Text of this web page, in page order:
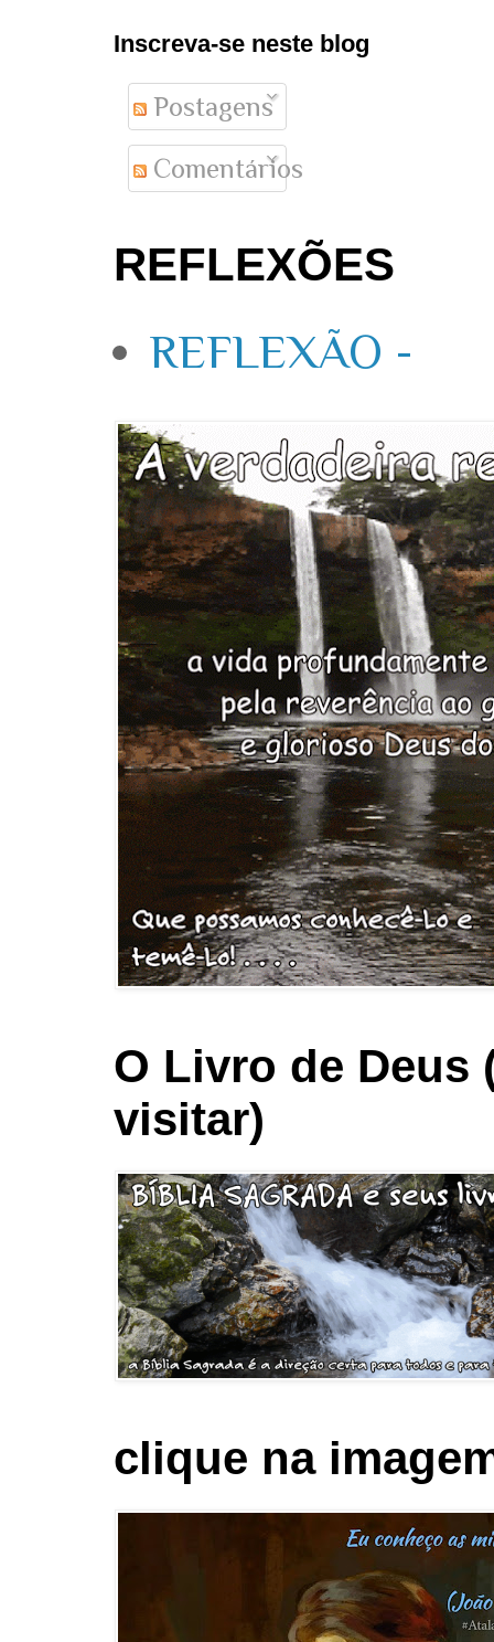
Inscreva-se neste blog
Postagens
Comentários
REFLEXÕES
REFLEXÃO -
O Livro de Deus
visitar)
clique na